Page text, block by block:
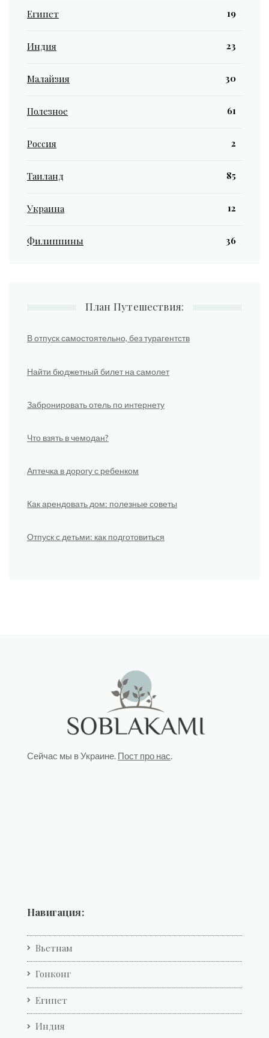
Египет 19
Индия 23
Малайзия 30
Полезное 61
Россия 2
Таиланд 85
Украина 12
Филиппины 36
План Путешествия:
В отпуск самостоятельно, без турагентств
Найти бюджетный билет на самолет
Забронировать отель по интернету
Что взять в чемодан?
Аптечка в дорогу с ребенком
Как арендовать дом: полезные советы
Отпуск с детьми: как подготовиться
Сейчас мы в Украине. Пост про нас.
Навигация:
Вьетнам
Гонконг
Египет
Индия